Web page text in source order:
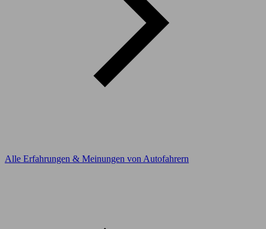
Alle Erfahrungen & Meinungen von Autofahrern